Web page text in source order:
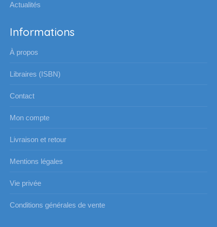
Actualités
Informations
À propos
Libraires (ISBN)
Contact
Mon compte
Livraison et retour
Mentions légales
Vie privée
Conditions générales de vente